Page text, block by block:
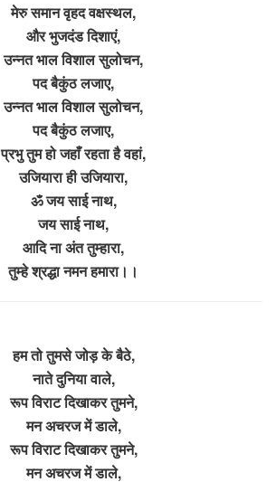
मेरु समान वृहद वक्षस्थल,
और भुजदंड दिशाएं,
उन्नत भाल विशाल सुलोचन,
पद बैकुंठ लजाए,
उन्नत भाल विशाल सुलोचन,
पद बैकुंठ लजाए,
प्रभु तुम हो जहाँ रहता है वहां,
उजियारा ही उजियारा,
ॐ जय साई नाथ,
जय साई नाथ,
आदि ना अंत तुम्हारा,
तुम्हे श्रद्धा नमन हमारा।।
हम तो तुमसे जोड़ के बैठे,
नाते दुनिया वाले,
रूप विराट दिखाकर तुमने,
मन अचरज में डाले,
रूप विराट दिखाकर तुमने,
मन अचरज में डाले,